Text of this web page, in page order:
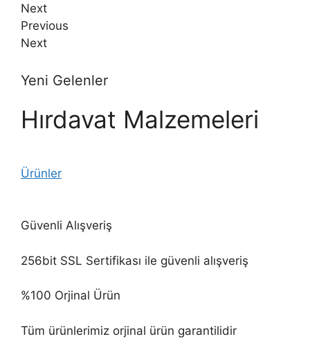
Next
Previous
Next
Yeni Gelenler
Hırdavat Malzemeleri
Ürünler
Güvenli Alışveriş
256bit SSL Sertifikası ile güvenli alışveriş
%100 Orjinal Ürün
Tüm ürünlerimiz orjinal ürün garantilidir